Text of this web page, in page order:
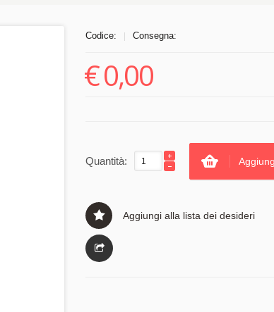
Codice: Consegna:
€0,00
Quantità:
Aggiungi alla lista dei desideri